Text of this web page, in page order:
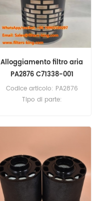
Alloggiamento filtro aria
PA2876 C71338-001
Codice articolo: PA2876
Tipo di parte: